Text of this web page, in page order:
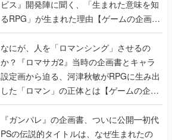
ビス』開発陣に聞く、「生まれた意味を知
るRPG」が生まれた理由【ゲームの企画
書】
なにが、人を「ロマンシング」させるの
か？『ロマサガ2』当時の企画書とキャラ
設定画から迫る、河津秋敏がRPGに生み出
した「ロマン」の正体とは【ゲームの企画
書】
『ガンパレ』の企画書、ついに公開━初代
PSの伝説的タイトルは、なぜ生まれたの